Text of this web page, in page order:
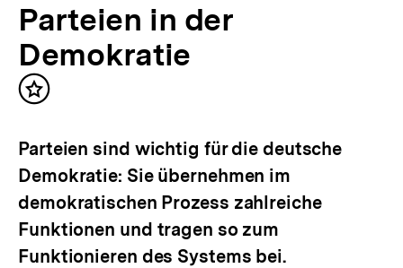
bpb.de
Parteien in der
Demokratie
Inhalt
Parteien sind wichtig für die deutsche
Demokratie: Sie übernehmen im
demokratischen Prozess zahlreiche
Funktionen und tragen so zum
Funktionieren des Systems bei.